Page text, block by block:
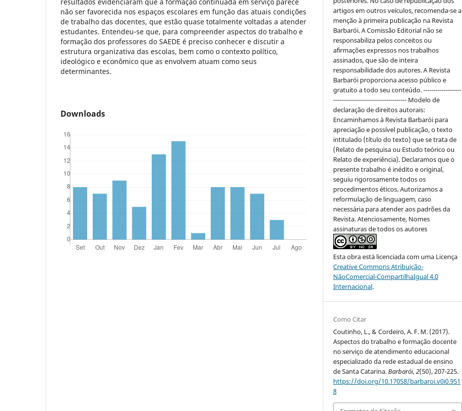
não ser favorecida nos espaços escolares em função das atuais condições
de trabalho das docentes, que estão quase totalmente voltadas a atender
estudantes. Entendeu-se que, para compreender aspectos do trabalho e
formação dos professores do SAEDE é preciso conhecer e discutir a
estrutura organizativa das escolas, bem como o contexto político,
ideológico e econômico que as envolvem atuam como seus
determinantes.
Downloads
artigos em outros veículos, recomenda-se a
menção à primeira publicação na Revista
Barbarói. A Comissão Editorial não se
responsabiliza pelos conceitos ou
afirmações expressos nos trabalhos
assinados, que são de inteira
responsabilidade dos autores. A Revista
Barbarói proporciona acesso público e
gratuito a todo seu conteúdo. -------------------
------------------------------------- Modelo de
declaração de direitos autorais:
Encaminhamos à Revista Barbarói para
apreciação e possível publicação, o texto
intitulado (título do texto) que se trata de
(Relato de pesquisa ou Estudo teórico ou
Relato de experiência). Declaramos que o
presente trabalho é inédito e original,
seguiu rigorosamente todos os
procedimentos éticos. Autorizamos a
reformulação de linguagem, caso
necessária para atender aos padrões da
Revista. Atenciosamente, Nomes
assinaturas de todos os autores
Esta obra está licenciada com uma Licença
Creative Commons Atribuição-
NãoComercial-CompartilhaIgual 4.0
Internacional.
Como Citar
Coutinho, L., & Cordeiro, A. F. M. (2017).
Aspectos do trabalho e formação docente
no serviço de atendimento educacional
especializado da rede estadual de ensino
de Santa Catarina.Barbarói,2(50), 207-225.
https://doi.org/10.17058/barbaroi.v0i0.951
8